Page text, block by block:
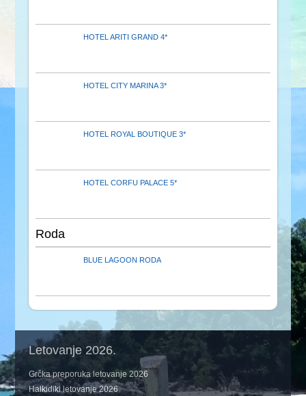
HOTEL ARITI GRAND 4*
HOTEL CITY MARINA 3*
HOTEL ROYAL BOUTIQUE 3*
HOTEL CORFU PALACE 5*
Roda
BLUE LAGOON RODA
Letovanje 2026.
Grčka preporuka letovanje 2026
Halkidiki letovanje 2026